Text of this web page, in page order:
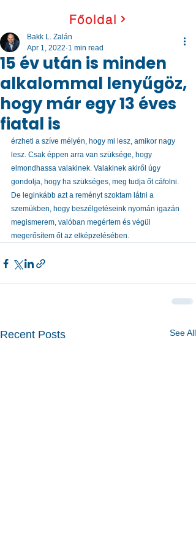
Főoldal
15 év után is minden
alkalommal lenyűgöz,
hogy már egy 13 éves
fiatal is
Bakk L. Zalán
Apr 1, 2022 1 min read
érzheti a szíve mélyén, hogy mi lesz, amikor nagy
lesz. Csak éppen arra van szüksége, hogy
elmondhassa valakinek. Valakinek akiről úgy
gondolja, hogy ha szükséges, meg tudja őt cáfolni.
De leginkább azt a reményt szoktam látni a
szemükben, hogy beszélgetéseink nyomán igazán
megismerem, valóban megértem és végül
megerősítem őt az elképzelésében.
Recent Posts See All